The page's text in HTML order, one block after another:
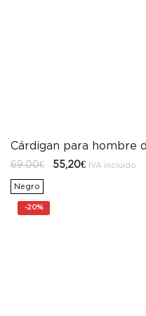
Cárdigan para hombre
69,00€
El
precio
69,00€.
55,20€ElIVA incluido
Negro
-20%